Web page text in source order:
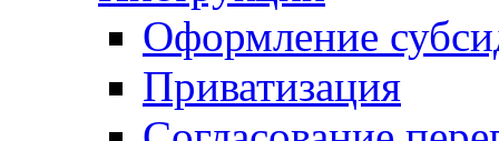
Оформление
Приватизация